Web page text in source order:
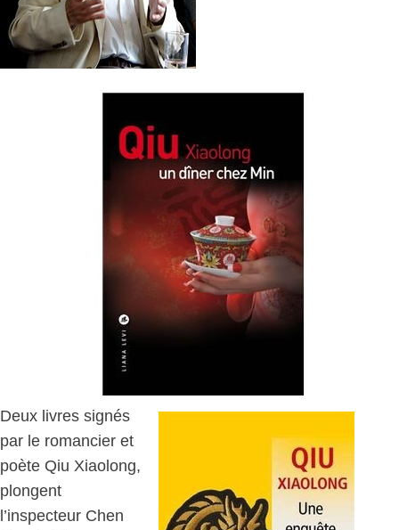
Deux livres signés
par le romancier et
poète Qiu Xiaolong,
plongent
l’inspecteur Chen